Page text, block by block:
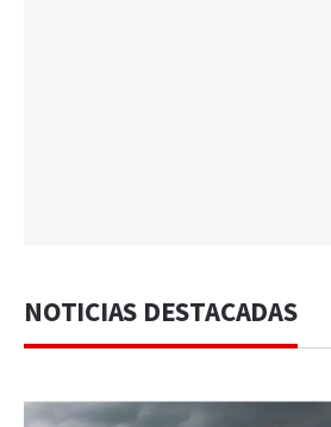
NOTICIAS DESTACADAS